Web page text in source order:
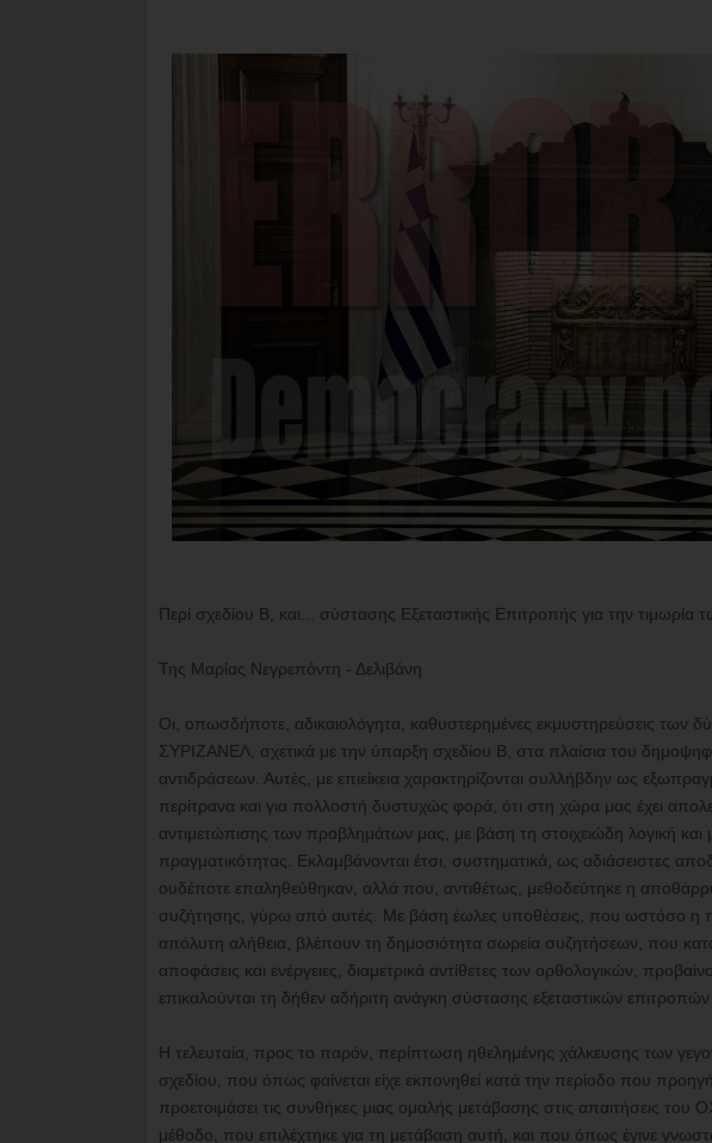
Περί σχεδίου Β, και... σύστασης Εξεταστικής Επιτροπής για την τιμωρία
Της Μαρίας Νεγρεπόντη - Δελιβάνη
Οι, οπωσδήποτε, αδικαιολόγητα, καθυστερημένες εκμυστηρεύσεις των
ΣΥΡΙΖΑΝΕΛ, σχετικά με την ύπαρξη σχεδίου Β, στα πλαίσια του
αντιδράσεων. Αυτές, με επιείκεια χαρακτηρίζονται συλλήβδην ως
περίτρανα και για πολλοστή δυστυχώς φορά, ότι στη χώρα μας έχει
αντιμετώπισης των προβλημάτων μας, με βάση τη στοιχειώδη λογική
πραγματικότητας. Εκλαμβάνονται έτσι, συστηματικά, ως αδιάσειστες
ουδέποτε επαληθεύθηκαν, αλλά που, αντιθέτως, μεθοδεύτηκε η
συζήτησης, γύρω από αυτές. Με βάση έωλες υποθέσεις, που ωστόσο η
απόλυτη αλήθεια, βλέπουν τη δημοσιότητα σωρεία συζητήσεων, που
αποφάσεις και ενέργειες, διαμετρικά αντίθετες των ορθολογικών,
επικαλούνται τη δήθεν αδήριτη ανάγκη σύστασης εξεταστικών
Η τελευταία, προς το παρόν, περίπτωση ηθελημένης χάλκευσης των
σχεδίου, που όπως φαίνεται είχε εκπονηθεί κατά την περίοδο που
προετοιμάσει τις συνθήκες μιας ομαλής μετάβασης στις απαιτήσεις του
μέθοδο, που επιλέχτηκε για τη μετάβαση αυτή, και που όπως έγινε